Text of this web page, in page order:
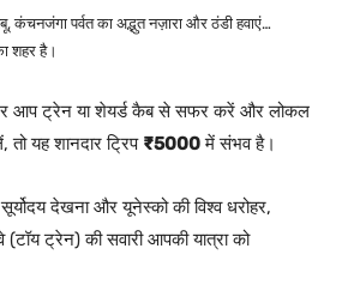
कंचनजंगा पर्वत का अद्भुत नज़ारा और ठंडी हवाएं…
शहर है।
आप ट्रेन या शेयर्ड कैब से सफर करें और लोकल
यह शानदार ट्रिप ₹5000में संभव है।
देखना और यूनेस्को की विश्व धरोहर,
(टॉय ट्रेन) की सवारी आपकी यात्रा को